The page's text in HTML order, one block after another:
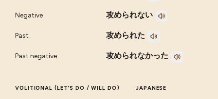
Negative 攻められない
Past 攻められた
Past negative 攻められなかった
VOLITIONAL (LET'S DO / WILL DO) JAPANESE